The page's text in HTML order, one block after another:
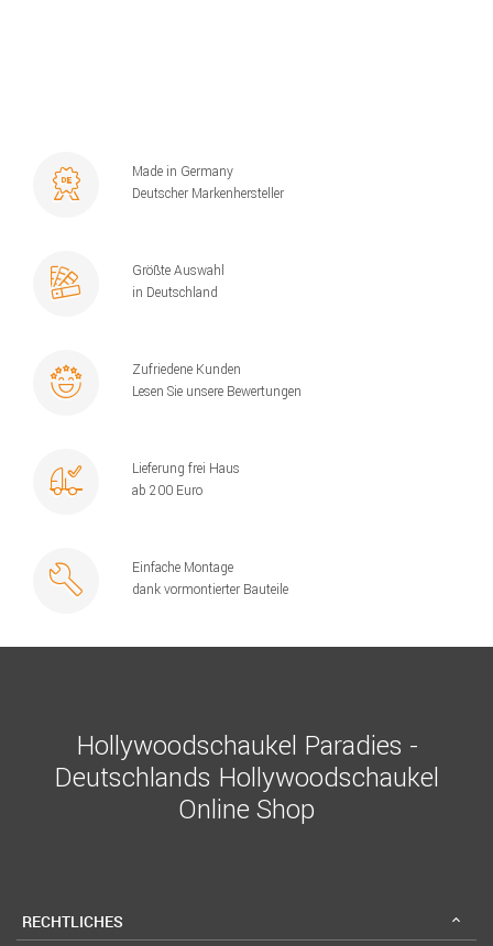
Made in Germany
Deutscher Markenhersteller
Größte Auswahl
in Deutschland
Zufriedene Kunden
Lesen Sie unsere Bewertungen
Lieferung frei Haus
ab 200 Euro
Einfache Montage
dank vormontierter Bauteile
Hollywoodschaukel Paradies -
Deutschlands Hollywoodschaukel
Online Shop
RECHTLICHES